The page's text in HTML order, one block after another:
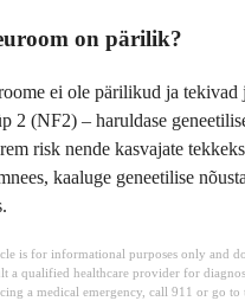
on pärilik?
ei ole pärilikud ja
2 (NF2) – haruldase
risk nende kasvajate
kaaluge geneetilise
is for informational purposes only and
a qualified healthcare provider for
a medical emergency, call 911 or go to